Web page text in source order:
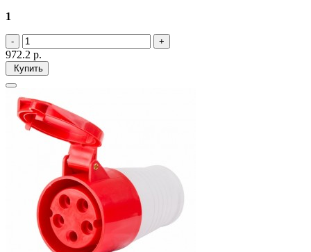
1
972.2 р.
Купить